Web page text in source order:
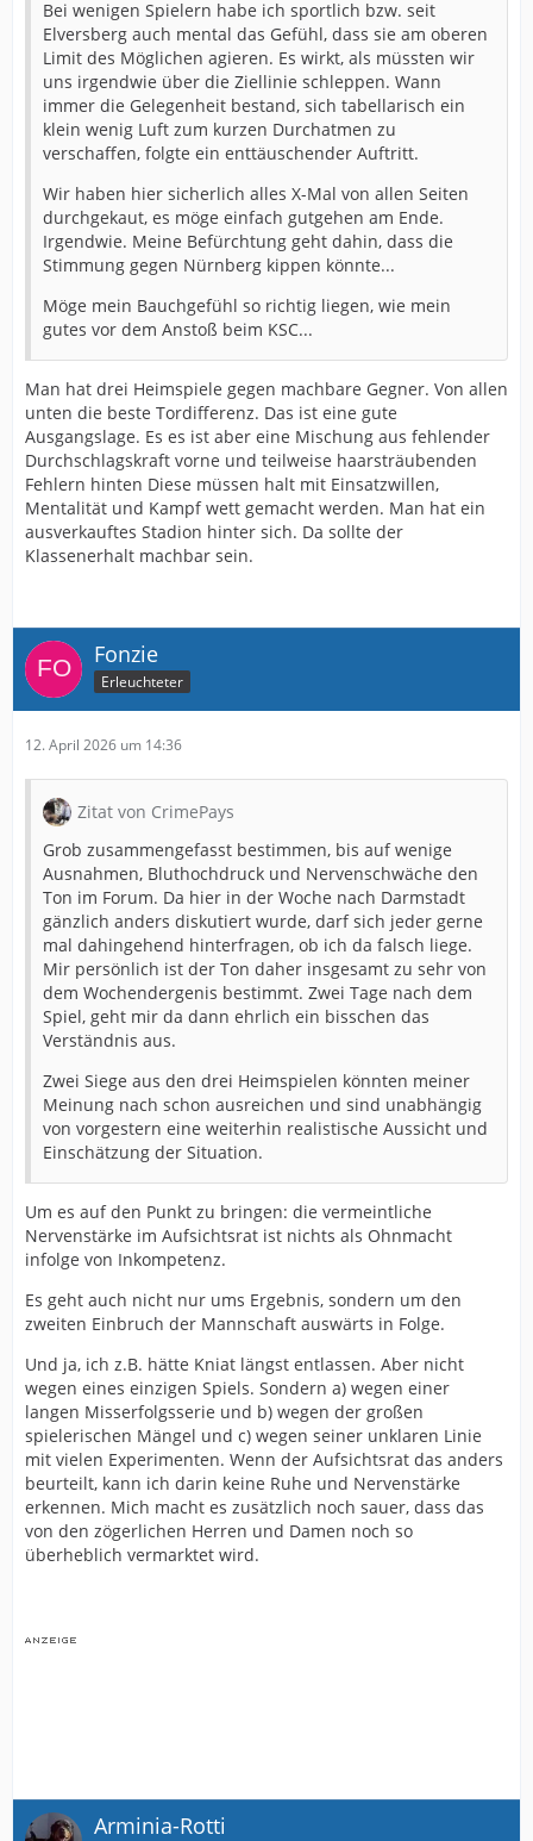
Bei wenigen Spielern habe ich sportlich bzw. seit
Elversberg auch mental das Gefühl, dass sie am oberen
Limit des Möglichen agieren. Es wirkt, als müssten wir
uns irgendwie über die Ziellinie schleppen. Wann
immer die Gelegenheit bestand, sich tabellarisch ein
klein wenig Luft zum kurzen Durchatmen zu
verschaffen, folgte ein enttäuschender Auftritt.
Wir haben hier sicherlich alles X-Mal von allen Seiten
durchgekaut, es möge einfach gutgehen am Ende.
Irgendwie. Meine Befürchtung geht dahin, dass die
Stimmung gegen Nürnberg kippen könnte...
Möge mein Bauchgefühl so richtig liegen, wie mein
gutes vor dem Anstoß beim KSC...
Man hat drei Heimspiele gegen machbare Gegner. Von allen
unten die beste Tordifferenz. Das ist eine gute
Ausgangslage. Es es ist aber eine Mischung aus fehlender
Durchschlagskraft vorne und teilweise haarsträubenden
Fehlern hinten Diese müssen halt mit Einsatzwillen,
Mentalität und Kampf wett gemacht werden. Man hat ein
ausverkauftes Stadion hinter sich. Da sollte der
Klassenerhalt machbar sein.
Fonzie
Erleuchteter
12. April 2026 um 14:36
Zitat von CrimePays
Grob zusammengefasst bestimmen, bis auf wenige
Ausnahmen, Bluthochdruck und Nervenschwäche den
Ton im Forum. Da hier in der Woche nach Darmstadt
gänzlich anders diskutiert wurde, darf sich jeder gerne
mal dahingehend hinterfragen, ob ich da falsch liege.
Mir persönlich ist der Ton daher insgesamt zu sehr von
dem Wochendergenis bestimmt. Zwei Tage nach dem
Spiel, geht mir da dann ehrlich ein bisschen das
Verständnis aus.
Zwei Siege aus den drei Heimspielen könnten meiner
Meinung nach schon ausreichen und sind unabhängig
von vorgestern eine weiterhin realistische Aussicht und
Einschätzung der Situation.
Um es auf den Punkt zu bringen: die vermeintliche
Nervenstärke im Aufsichtsrat ist nichts als Ohnmacht
infolge von Inkompetenz.
Es geht auch nicht nur ums Ergebnis, sondern um den
zweiten Einbruch der Mannschaft auswärts in Folge.
Und ja, ich z.B. hätte Kniat längst entlassen. Aber nicht
wegen eines einzigen Spiels. Sondern a) wegen einer
langen Misserfolgsserie und b) wegen der großen
spielerischen Mängel und c) wegen seiner unklaren Linie
mit vielen Experimenten. Wenn der Aufsichtsrat das anders
beurteilt, kann ich darin keine Ruhe und Nervenstärke
erkennen. Mich macht es zusätzlich noch sauer, dass das
von den zögerlichen Herren und Damen noch so
überheblich vermarktet wird.
Arminia-Rotti